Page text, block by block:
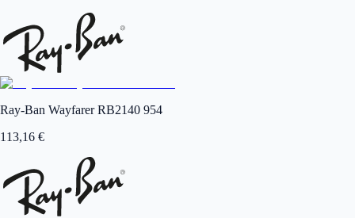
Ray-Ban Wayfarer RB2140 954
113,16 €